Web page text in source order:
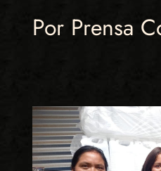
Por Prensa